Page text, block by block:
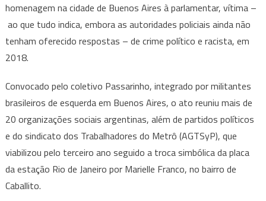
homenagem na cidade de Buenos Aires à parlamentar, vítima –
ao que tudo indica, embora as autoridades policiais ainda não
tenham oferecido respostas – de crime político e racista, em
2018.
Convocado pelo coletivo Passarinho, integrado por militantes
brasileiros de esquerda em Buenos Aires, o ato reuniu mais de
20 organizações sociais argentinas, além de partidos políticos
e do sindicato dos Trabalhadores do Metrô (AGTSyP), que
viabilizou pelo terceiro ano seguido a troca simbólica da placa
da estação Rio de Janeiro por Marielle Franco, no bairro de
Caballito.